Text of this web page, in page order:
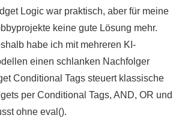
Logic war praktisch, aber für meine
keine gute Lösung mehr.
habe ich mit mehreren KI-
einen schlanken Nachfolger
Conditional Tags steuert klassische
per Conditional Tags, AND, OR und
ohne eval().